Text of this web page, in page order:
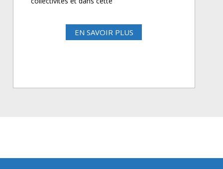
EN SAVOIR PLUS